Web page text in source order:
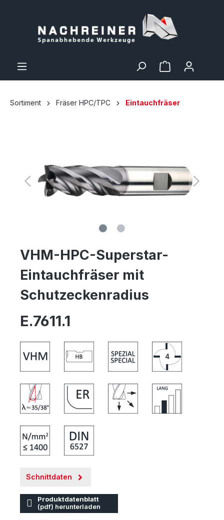
Sortiment Fräser HPC/TPC Eintauchfräser
VHM-HPC-Superstar-
Eintauchfräser mit
Schutzeckenradius
E.7611.1
Schnittdaten
Produktdatenblatt
(pdf) herunterladen